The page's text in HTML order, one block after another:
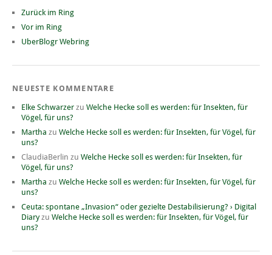
Zurück im Ring
Vor im Ring
UberBlogr Webring
NEUESTE KOMMENTARE
Elke Schwarzer zu Welche Hecke soll es werden: für Insekten, für
Vögel, für uns?
Martha zu Welche Hecke soll es werden: für Insekten, für Vögel, für
uns?
ClaudiaBerlin zu Welche Hecke soll es werden: für Insekten, für
Vögel, für uns?
Martha zu Welche Hecke soll es werden: für Insekten, für Vögel, für
uns?
Ceuta: spontane „Invasion“ oder gezielte Destabilisierung? › Digital
Diaryzu Welche Hecke soll es werden: für Insekten, für Vögel, für
uns?